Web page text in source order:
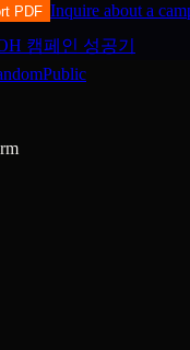
PDF Inquire about a
캠페인 성공기
Public